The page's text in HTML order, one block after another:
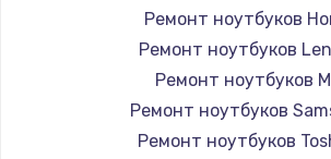
Ремонт ноутбуков
Ремонт ноутбуков
Ремонт ноутбуков
Ремонт ноутбуков
Ремонт ноутбуков